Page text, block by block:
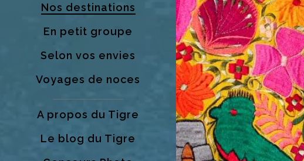
Nos destinations
En petit groupe
Selon vos envies
Voyages de noces
A propos du Tigre
Le blog du Tigre